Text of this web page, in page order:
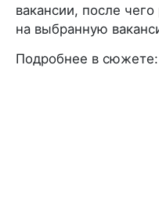
вакансии, после чего
на выбранную
Подробнее в сюжете: